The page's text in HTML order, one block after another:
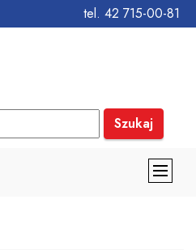
tel. 42 715-00-81
Szukaj